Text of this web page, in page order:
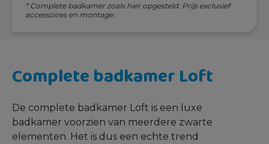
* Complete badkamer zoals hier opgesteld. Prijs exclusief
accessoires en montage.
Complete badkamer Loft
De complete badkamer Loft is een luxe
badkamer voorzien van meerdere zwarte
elementen. Het is dus een echte trend